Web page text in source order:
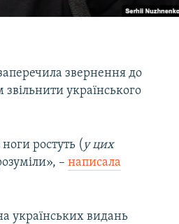
звернення до
українського
ростуть ( у цих
–написала
українських видань